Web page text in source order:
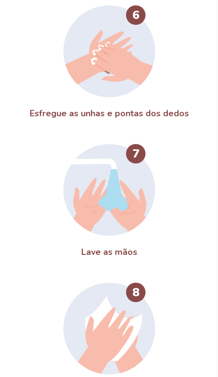
6
Esfregue as unhas e pontas dos dedos
7
Lave as mãos
8